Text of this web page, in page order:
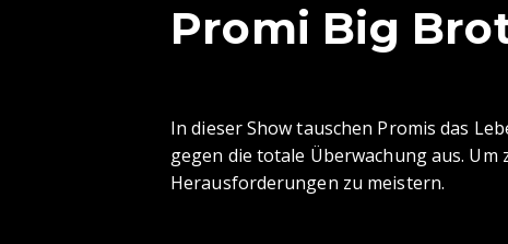
Promi Big
In dieser Show tauschen Promis das
gegen die totale Überwachung aus. Um
Herausforderungen zu meistern.